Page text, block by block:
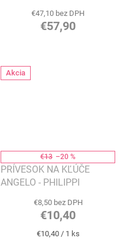
€47,10 bez DPH
€57,90
Akcia
€13 –20 %
PRÍVESOK NA KĽÚČE
ANGELO - PHILIPPI
€8,50 bez DPH
€10,40
Jednotková
€10,40 / 1 ks